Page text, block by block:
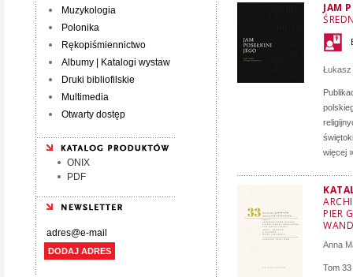
Muzykologia
Polonika
Rękopiśmiennictwo
Albumy | Katalogi wystaw
Druki bibliofilskie
Multimedia
Otwarty dostęp
ONIX
PDF
DODAJ ADRES
JAM
Łukasz
więcej »
PIER
Anna
Tom